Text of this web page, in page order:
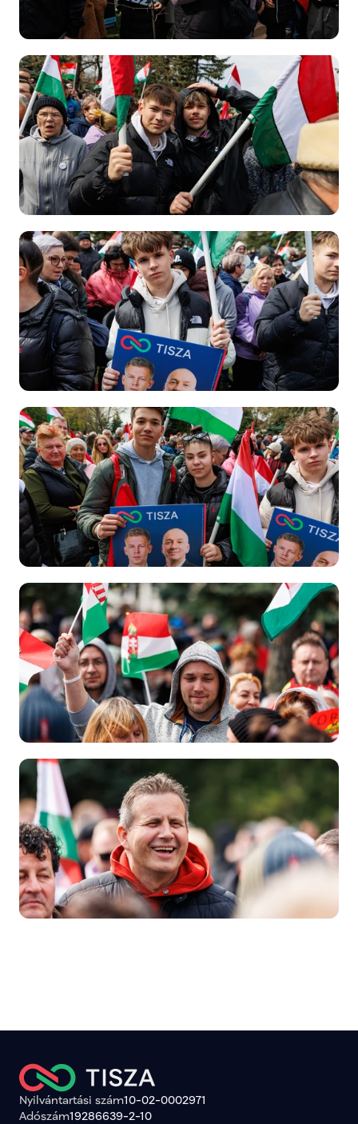
Nyilvántartási szám10-02-0002971
Adószám19286639-2-10